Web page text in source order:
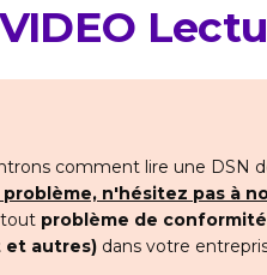
comment lire une DSN
n'hésitez pas à
tout problème de conformité
et autres) dans votre